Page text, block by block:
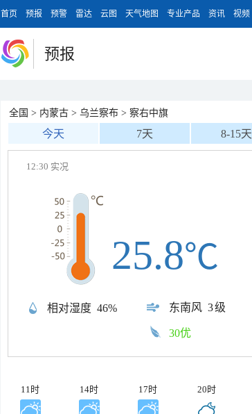
首页 预报 预警 雷达 云图 天气地图 专业产品 资讯 视频
预报
全国 > 内蒙古 > 乌兰察布 > 察右中旗
今天 7天 8-15天
12:30 实况
相对湿度 46% 东南风 3级
25.8℃
30优
11时 14时 17时 20时